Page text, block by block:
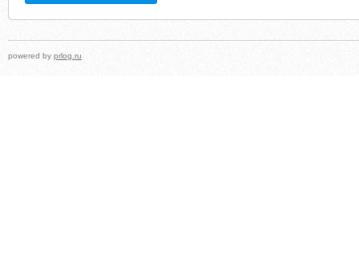
powered by prlog.ru